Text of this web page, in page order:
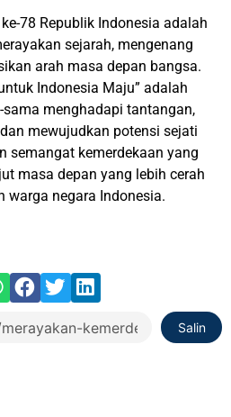
78 Republik Indonesia adalah
sejarah, mengenang
arah masa depan bangsa.
Indonesia Maju” adalah
menghadapi tantangan,
mewujudkan potensi sejati
semangat kemerdekaan yang
masa depan yang lebih cerah
warga negara Indonesia.
Salin